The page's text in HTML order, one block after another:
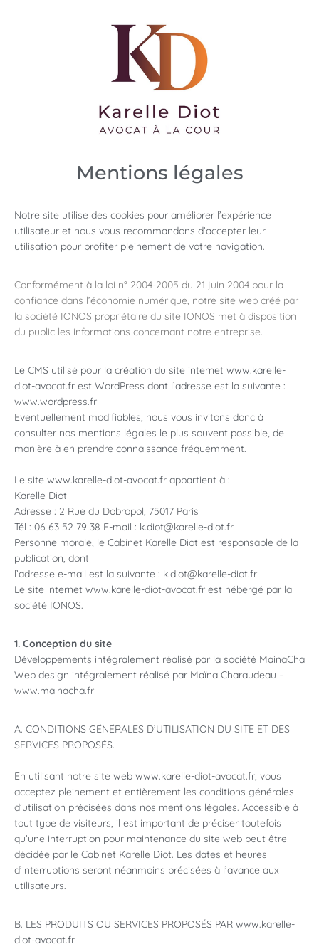
Mentions légales
Notre site utilise des cookies pour améliorer l’expérience
utilisateur et nous vous recommandons d’accepter leur
utilisation pour profiter pleinement de votre navigation.
Conformément à la loi n° 2004-2005 du 21 juin 2004 pour la
confiance dans l’économie numérique, notre site web créé par
la société IONOS propriétaire du site IONOS met à disposition
du public les informations concernant notre entreprise.
Le CMS utilisé pour la création du site internet www.karelle-
diot-avocat.fr est WordPress dont l’adresse est la suivante :
www.wordpress.fr
Eventuellement modifiables, nous vous invitons donc à
consulter nos mentions légales le plus souvent possible, de
manière à en prendre connaissance fréquemment.
Le site www.karelle-diot-avocat.fr appartient à :
Karelle Diot
Adresse : 2 Rue du Dobropol, 75017 Paris
Tél : 06 63 52 79 38 E-mail : k.diot@karelle-diot.fr
Personne morale, le Cabinet Karelle Diot est responsable de la
publication, dont
l’adresse e-mail est la suivante : k.diot@karelle-diot.fr
Le site internet www.karelle-diot-avocat.fr est hébergé par la
société IONOS.
1. Conception du site
Développements intégralement réalisé par la société MainaCha
Web design intégralement réalisé par Maïna Charaudeau –
www.mainacha.fr
A. CONDITIONS GÉNÉRALES D’UTILISATION DU SITE ET DES
SERVICES PROPOSÉS.
En utilisant notre site web www.karelle-diot-avocat.fr, vous
acceptez pleinement et entièrement les conditions générales
d’utilisation précisées dans nos mentions légales. Accessible à
tout type de visiteurs, il est important de préciser toutefois
qu’une interruption pour maintenance du site web peut être
décidée par le Cabinet Karelle Diot. Les dates et heures
d’interruptions seront néanmoins précisées à l’avance aux
utilisateurs.
B. LES PRODUITS OU SERVICES PROPOSÉS PAR www.karelle-
diot-avocat.fr